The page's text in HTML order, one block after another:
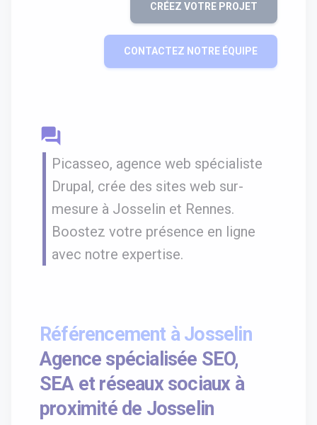
CRÉEZ VOTRE PROJET
CONTACTEZ NOTRE ÉQUIPE
question_answer
Picasseo, agence web spécialiste
Drupal, crée des sites web sur-
mesure à Josselin et Rennes.
Boostez votre présence en ligne
avec notre expertise.
Référencement à Josselin
Agence spécialisée SEO,
SEA et réseaux sociaux à
proximité de Josselin